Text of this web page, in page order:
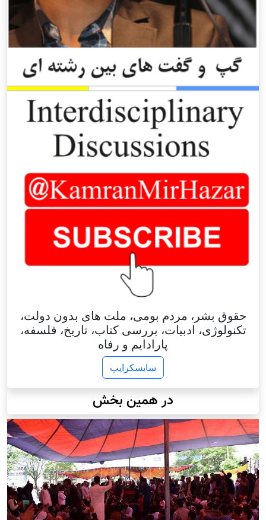
حقوق بشر، مردم بومی، ملت های بدون دولت،
تکنولوژی، ادبیات، بررسی کتاب، تاریخ، فلسفه،
پارادایم و رفاه
سابسکرایب
در همین بخش